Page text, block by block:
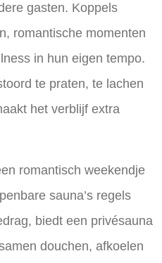
gasten. Koppels
romantische momenten
in hun eigen tempo.
te praten, te lachen
het verblijf extra
romantisch weekendje
sauna’s regels
biedt een privésauna
douchen, afkoelen